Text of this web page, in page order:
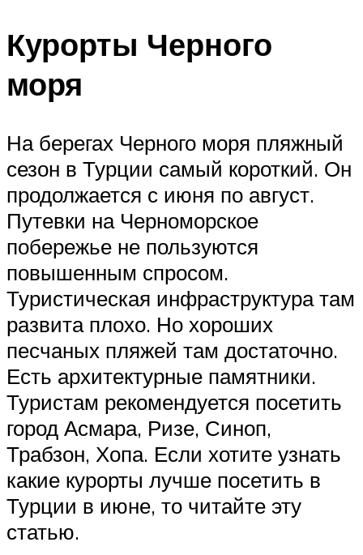
Курорты Черного
моря
На берегах Черного моря пляжный
сезон в Турции самый короткий. Он
продолжается с июня по август.
Путевки на Черноморское
побережье не пользуются
повышенным спросом.
Туристическая инфраструктура там
развита плохо. Но хороших
песчаных пляжей там достаточно.
Есть архитектурные памятники.
Туристам рекомендуется посетить
город Асмара, Ризе, Синоп,
Трабзон, Хопа. Если хотите узнать
какие курорты лучше посетить в
Турции в июне, то читайте эту
статью.